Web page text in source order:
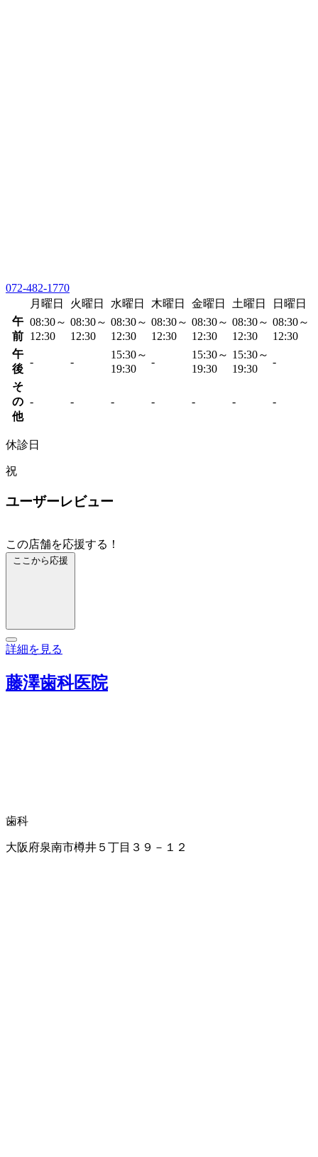
072-482-1770
月曜日
火曜日 水曜日 木曜日 金曜日 土曜日
日曜日
午
前
08:30～
12:30
08:30～
12:30
08:30～
12:30
08:30～
12:30
08:30～
12:30
08:30～
12:30
08:30～
12:30
午
後
- -
15:30～
19:30
-
15:30～
19:30
15:30～
19:30
-
そ
の
他
- - - - - - -
休診日
祝
ユーザーレビュー
この店舗を応援する！
ここから応援
詳細を見る
藤澤歯科医院
歯科
大阪府泉南市樽井５丁目３９－１２